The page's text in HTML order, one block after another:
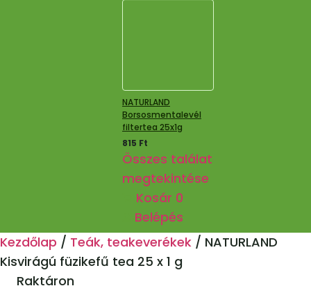
NATURLAND
Borsosmentalevél
filtertea 25x1g
815 Ft
Összes találat
megtekintése
Kosár 0
Belépés
Kezdőlap / Teák, teakeverékek / NATURLAND
Kisvirágú füzikefű tea 25 x 1 g
Raktáron